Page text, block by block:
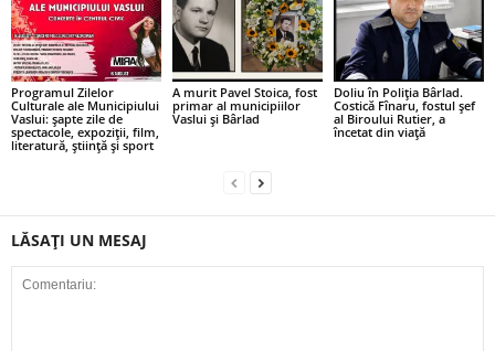
Programul Zilelor
Culturale ale Municipiului
Vaslui: șapte zile de
spectacole, expoziții, film,
literatură, știință și sport
A murit Pavel Stoica, fost
primar al municipiilor
Vaslui și Bârlad
Doliu în Poliția Bârlad.
Costică Fînaru, fostul șef
al Biroului Rutier, a
încetat din viață
LĂSAȚI UN MESAJ